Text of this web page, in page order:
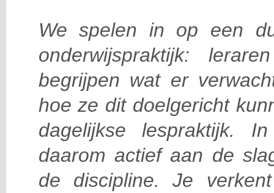
We spelen in op een
onderwijspraktijk:
begrijpen wat er
hoe ze dit doelgericht
dagelijkse lespraktijk.
daarom actief aan de
de discipline. Je